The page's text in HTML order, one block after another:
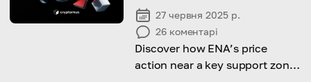
27 червня 2025 р.
26 коментарі
Discover how ENA’s price
action near a key support zone